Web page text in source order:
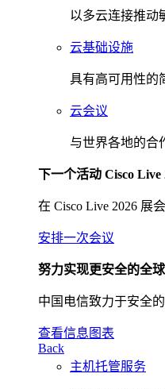
以多云连接推动
云基础设施
具有高可用性的
云会议
与世界各地的合
下一个活动 Cisco Live
在 Cisco Live 2026 展
安排一次会议
努力实现更安全的全
中国电信致力于安全
查看信息图表
Back
主机托管服务